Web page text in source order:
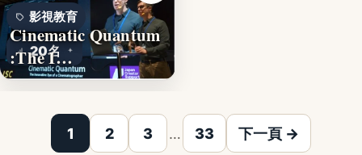
影視教育
20名
Cinematic Quantum
:The I…
1 2 3 … 33 下一頁 →